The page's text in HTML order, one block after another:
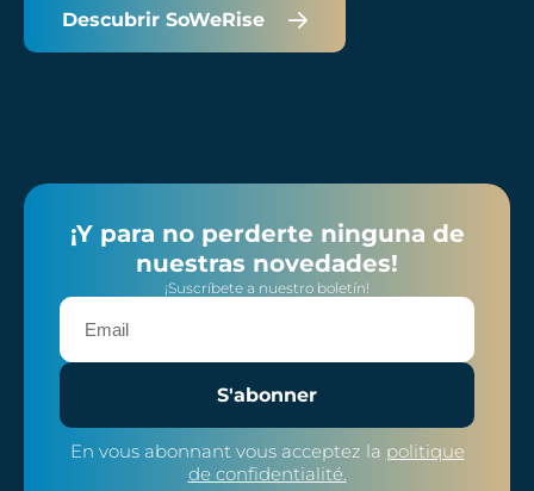
Descubrir SoWeRise
¡Y para no perderte ninguna de
nuestras novedades!
¡Suscríbete a nuestro boletín!
S'abonner
En vous abonnant vous acceptez la politique
de confidentialité.